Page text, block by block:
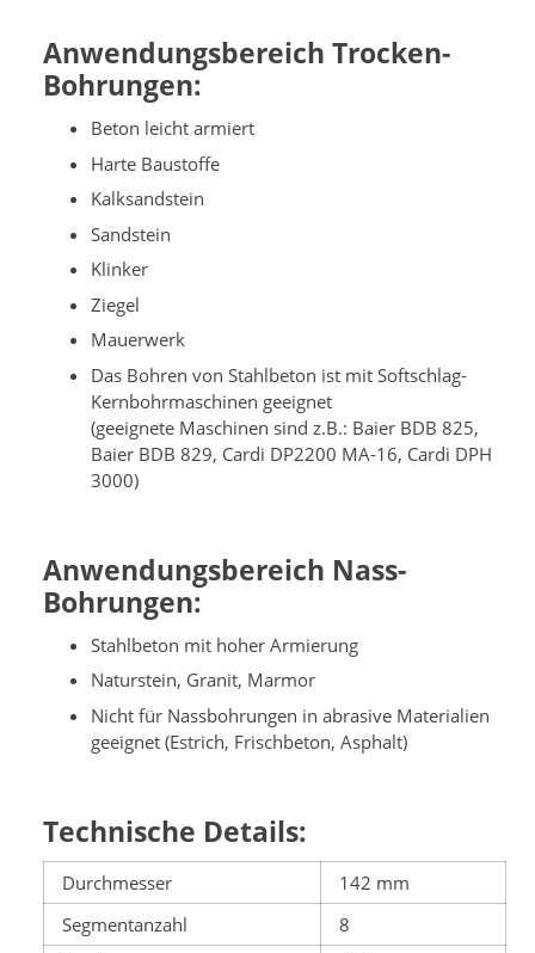
Anwendungsbereich Trocken-
Bohrungen:
Beton leicht armiert
Harte Baustoffe
Kalksandstein
Sandstein
Klinker
Ziegel
Mauerwerk
Das Bohren von Stahlbeton ist mit Softschlag-
Kernbohrmaschinen geeignet
(geeignete Maschinen sind z.B.: Baier BDB 825,
Baier BDB 829, Cardi DP2200 MA-16, Cardi DPH
3000)
Anwendungsbereich Nass-
Bohrungen:
Stahlbeton mit hoher Armierung
Naturstein, Granit, Marmor
Nicht für Nassbohrungen in abrasive Materialien
geeignet (Estrich, Frischbeton, Asphalt)
Technische Details:
Durchmesser
142 mm
Segmentanzahl
8